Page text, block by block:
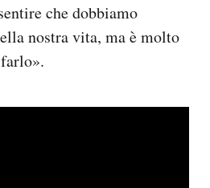
che dobbiamo
nostra vita, ma è molto